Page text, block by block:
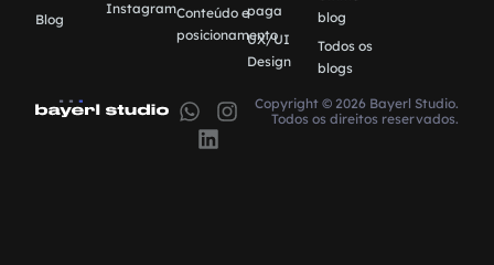
Blog
InstagramConteúdo e
posicionamento
paga
UX/UI
Design
blog
Todos os
blogs
Copyright © 2026 Bayerl Studio.
Todos os direitos reservados.